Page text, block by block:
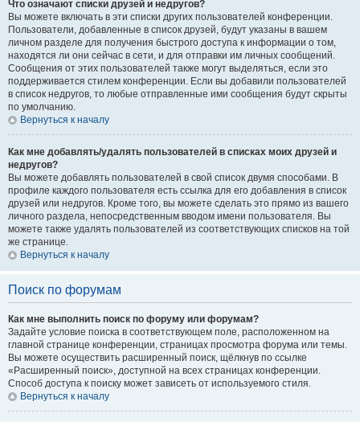
Что означают списки друзей и недругов?
Вы можете включать в эти списки других пользователей конференции.
Пользователи, добавленные в список друзей, будут указаны в вашем
личном разделе для получения быстрого доступа к информации о том,
находятся ли они сейчас в сети, и для отправки им личных сообщений.
Сообщения от этих пользователей также могут выделяться, если это
поддерживается стилем конференции. Если вы добавили пользователей
в список недругов, то любые отправленные ими сообщения будут скрыты
по умолчанию.
Вернуться к началу
Как мне добавлять/удалять пользователей в списках моих друзей и
недругов?
Вы можете добавлять пользователей в свой список двумя способами. В
профиле каждого пользователя есть ссылка для его добавления в список
друзей или недругов. Кроме того, вы можете сделать это прямо из вашего
личного раздела, непосредственным вводом имени пользователя. Вы
можете также удалять пользователей из соответствующих списков на той
же странице.
Вернуться к началу
Поиск по форумам
Как мне выполнить поиск по форуму или форумам?
Задайте условие поиска в соответствующем поле, расположенном на
главной странице конференции, страницах просмотра форума или темы.
Вы можете осуществить расширенный поиск, щёлкнув по ссылке
«Расширенный поиск», доступной на всех страницах конференции.
Способ доступа к поиску может зависеть от используемого стиля.
Вернуться к началу